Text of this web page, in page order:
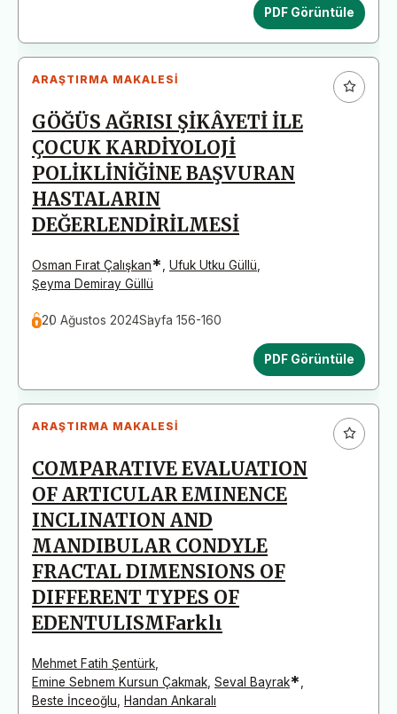
PDF Görüntüle
ARAŞTIRMA MAKALESI
GÖĞÜS AĞRISI ŞİKÂYETİ İLE
ÇOCUK KARDİYOLOJİ
POLİKLİNİĞİNE BAŞVURAN
HASTALARIN
DEĞERLENDİRİLMESİ
Osman Fırat Çalışkan* Ufuk Utku Güllü
Şeyma Demiray Güllü
20 Ağustos 2024Sayfa 156-160
PDF Görüntüle
ARAŞTIRMA MAKALESI
COMPARATIVE EVALUATION
OF ARTICULAR EMINENCE
INCLINATION AND
MANDIBULAR CONDYLE
FRACTAL DIMENSIONS OF
DIFFERENT TYPES OF
EDENTULISMFarklı
Mehmet Fatih Şentürk
Emine Sebnem Kursun Çakmak Seval Bayrak*
Beste İnceoğlu
Handan Ankaralı